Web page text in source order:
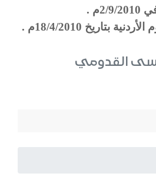
.
القدومي